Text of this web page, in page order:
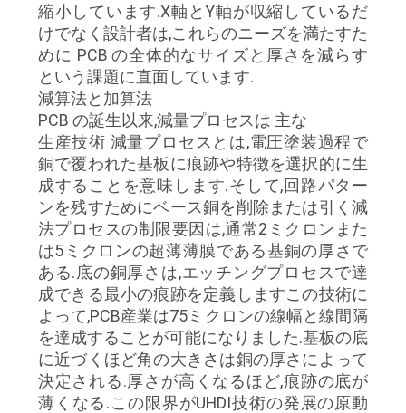
縮小しています.X軸とY軸が収縮しているだ
けでなく設計者は,これらのニーズを満たすた
めに PCB の全体的なサイズと厚さを減らす
という課題に直面しています.
減算法と加算法
PCB の誕生以来,減量プロセスは 主な
生産技術 減量プロセスとは,電圧塗装過程で
銅で覆われた基板に痕跡や特徴を選択的に生
成することを意味します.そして,回路パター
ンを残すためにベース銅を削除または引く減
法プロセスの制限要因は,通常2ミクロンまた
は5ミクロンの超薄薄膜である基銅の厚さで
ある.底の銅厚さは,エッチングプロセスで達
成できる最小の痕跡を定義しますこの技術に
よって,PCB産業は75ミクロンの線幅と線間隔
を達成することが可能になりました.基板の底
に近づくほど角の大きさは銅の厚さによって
決定される.厚さが高くなるほど,痕跡の底が
薄くなる.この限界がUHDI技術の発展の原動